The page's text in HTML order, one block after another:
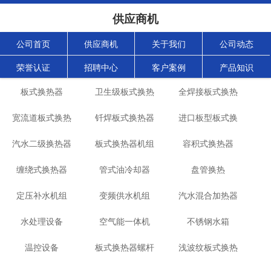
供应商机
公司首页 供应商机 关于我们 公司动态
荣誉认证 招聘中心 客户案例 产品知识
板式换热器 卫生级板式换热
器
全焊接板式换热
器
宽流道板式换热
器
钎焊板式换热器 进口板型板式换
热器
汽水二级换热器 板式换热器机组 容积式换热器
缠绕式换热器 管式油冷却器 盘管换热
定压补水机组 变频供水机组 汽水混合加热器
水处理设备 空气能一体机 不锈钢水箱
温控设备 板式换热器螺杆 浅波纹板式换热